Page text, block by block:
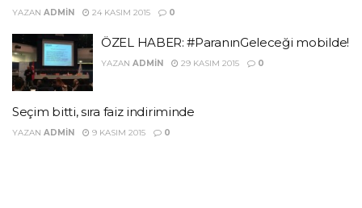
YAZAN ADMIN 24 KASIM 2015 0
ÖZEL HABER: #ParanınGeleceği mobilde!
YAZAN ADMIN 29 KASIM 2015 0
Seçim bitti, sıra faiz indiriminde
YAZAN ADMIN 9 KASIM 2015 0